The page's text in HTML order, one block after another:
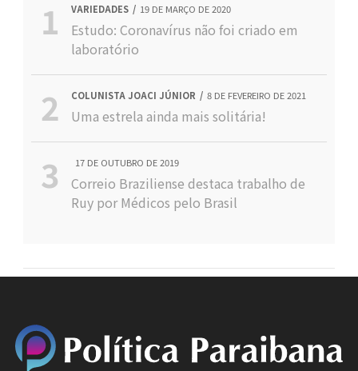
VARIEDADES 19 DE MARÇO DE 2020
Estudo: Coronavírus não foi criado em
laboratório
COLUNISTA JOACI JÚNIOR 8 DE FEVEREIRO DE 2021
Uma estrela ainda mais solitária!
17 DE OUTUBRO DE 2019
Correio Braziliense destaca trabalho de
Ruy por Médicos pelo Brasil